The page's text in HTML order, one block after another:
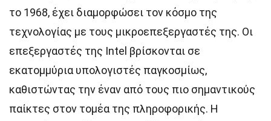
το 1968, έχει διαμορφώσει τον κόσμο της
τεχνολογίας με τους μικροεπεξεργαστές της. Οι
επεξεργαστές της Intel βρίσκονται σε
εκατομμύρια υπολογιστές παγκοσμίως,
καθιστώντας την έναν από τους πιο σημαντικούς
παίκτες στον τομέα της πληροφορικής. Η